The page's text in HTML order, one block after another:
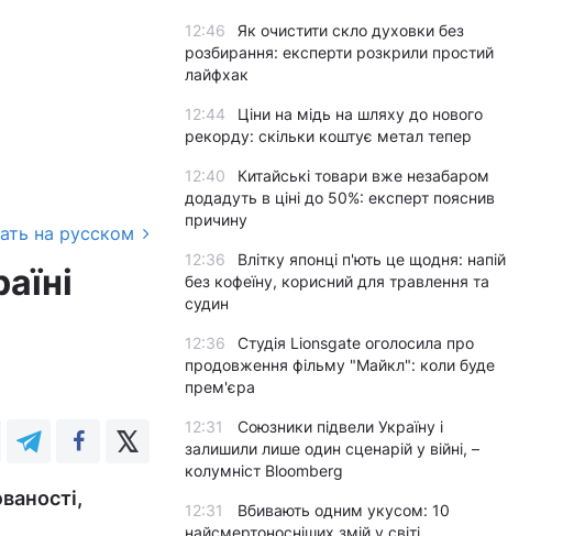
на русском
12:46
Як очистити скло духовки без
розбирання: експерти розкрили простий
лайфхак
12:44
Ціни на мідь на шляху до нового
рекорду: скільки коштує метал тепер
12:40
Китайські товари вже незабаром
додадуть в ціні до 50%: експерт пояснив
причину
12:36
Влітку японці п'ють це щодня: напій
без кофеїну, корисний для травлення та
судин
12:36
Студія Lionsgate оголосила про
продовження фільму "Майкл": коли буде
прем'єра
12:31
Союзники підвели Україну і
залишили лише один сценарій у війні, –
колумніст Bloomberg
12:31
Вбивають одним укусом: 10
найсмертоносніших змій у світі